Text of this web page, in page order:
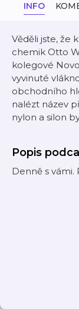
INFO
Věděli jste, že
chemik Otto
kolegové
vyvinuté
obchodního
nalézt název
nylon a silon
Popis
Denně s vámi.